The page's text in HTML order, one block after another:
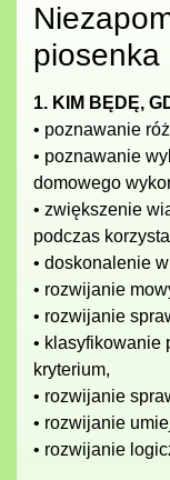
piosenka
1. KIM BĘDĘ,
• poznawanie
• poznawanie
domowego
• zwiększenie
podczas
• doskonalenie
• rozwijanie
• rozwijanie
• klasyfikowanie
kryterium,
• rozwijanie
• rozwijanie
• rozwijanie